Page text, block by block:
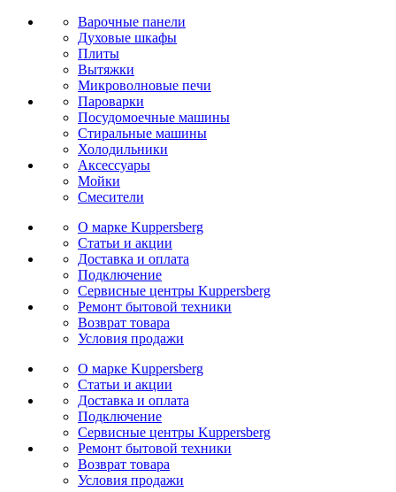
Варочные панели
Духовые шкафы
Плиты
Вытяжки
Микроволновые печи
Пароварки
Посудомоечные машины
Стиральные машины
Холодильники
Аксессуары
Мойки
Cмесители
О марке Kuppersberg
Статьи и акции
Доставка и оплата
Подключение
Сервисные центры Kuppersberg
Ремонт бытовой техники
Возврат товара
Условия продажи
О марке Kuppersberg
Статьи и акции
Доставка и оплата
Подключение
Сервисные центры Kuppersberg
Ремонт бытовой техники
Возврат товара
Условия продажи